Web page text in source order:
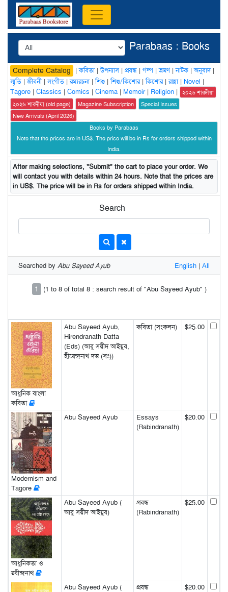
Parabaas : Books
Complete Catalog |কবিতা|উপন্যাস| প্রবন্ধ | গল্প |ভ্রমণ|নাটক |অনুবাদ|
স্মৃতি |জীবনী|সংগীত |রম্যরচনা|শিশু |শিশু/কিশোর|কিশোর|রান্না| Novel |
Tagore | Classics | Comics | Cinema | Memoir| Religion |
২০২৬ শারদীয়া
২০২৬ শারদীয়া (old page)
Magazine Subscription
Special Issues
New Arrivals (April 2026)
Books by Parabaas
Note that the prices are in US$. The price will be in Rs for orders shipped within
India.
After making selections, "Submit" the cart to place your order. We
will contact you with details within 24 hours. Note that the prices are
in US$. The price will be in Rs for orders shipped within India.
Search
Searched by Abu Sayeed Ayub English | All
1 (1 to 8 of total 8 : search result of "Abu Sayeed Ayub" )
আধুনিক বাংলা
কবিতা
Abu Sayeed Ayub,
Hirendranath Datta
(Eds) (আবু সয়ীদ আইয়ুব,
হীরেন্দ্রনাথ দত্ত (সঃ))
কবিতা (সংকলন) $25.00
Modernism and
Tagore
Abu Sayeed Ayub
Essays
(Rabindranath)
$20.00
আধুনিকতা ও
রবীন্দ্রনাথ
Abu Sayeed Ayub (
আবু সয়ীদ আইয়ুব)
প্রবন্ধ
(Rabindranath)
$25.00
Abu Sayeed Ayub (
প্রবন্ধ
$20.00